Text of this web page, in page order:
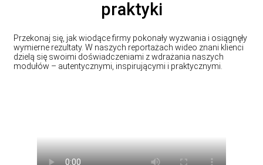
praktyki
Przekonaj się, jak wiodące firmy pokonały wyzwania i osiągnęły
wymierne rezultaty. W naszych reportażach wideo znani klienci
dzielą się swoimi doświadczeniami z wdrażania naszych
modułów – autentycznymi, inspirującymi i praktycznymi.